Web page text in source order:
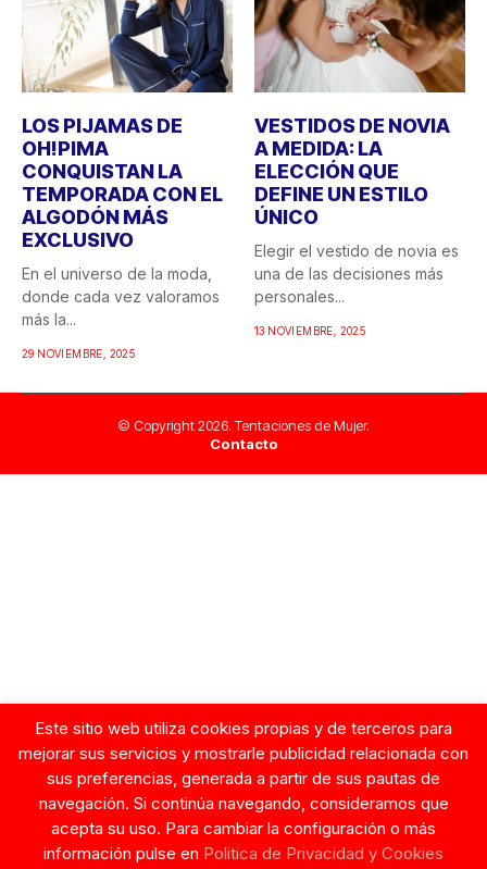
LOS PIJAMAS DE
OH!PIMA
CONQUISTAN LA
TEMPORADA CON EL
ALGODÓN MÁS
EXCLUSIVO
En el universo de la moda,
donde cada vez valoramos
más la...
29 NOVIEMBRE, 2025
VESTIDOS DE NOVIA
A MEDIDA: LA
ELECCIÓN QUE
DEFINE UN ESTILO
ÚNICO
Elegir el vestido de novia es
una de las decisiones más
personales...
13 NOVIEMBRE, 2025
© Copyright 2026. Tentaciones de Mujer.
Contacto
Este sitio web utiliza cookies propias y de terceros para
mejorar sus servicios y mostrarle publicidad relacionada con
sus preferencias, generada a partir de sus pautas de
navegación. Si continúa navegando, consideramos que
acepta su uso. Para cambiar la configuración o más
información pulse en Politica de Privacidad y Cookies